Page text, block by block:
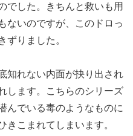
でした。きちんと救いも用
ないのですが、このドロっ
ずりました。
知れない内面が抉り出され
します。こちらのシリーズ
んでいる毒のようなものに
きこまれてしまいます。